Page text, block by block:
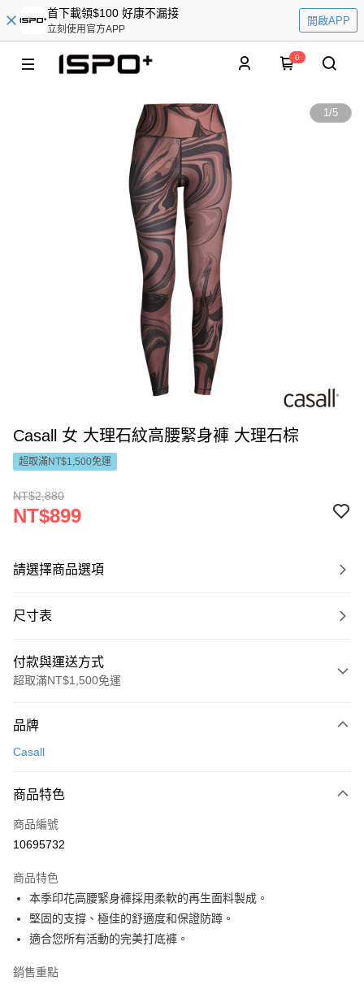
首下載領$100 好康不漏接
立刻使用官方APP
開啟APP
0
1/5
Casall 女 大理石紋高腰緊身褲 大理石棕
超取滿NT$1,500免運
NT$2,880
NT$899
請選擇商品選項
尺寸表
付款與運送方式
超取滿NT$1,500免運
信用卡一次付款
Apple Pay
悠遊付
7-11取貨(快速到店)
每筆NT$100，滿NT$1,500(含以上)免運費
宅配-本島
每筆NT$100，滿NT$1,500(含以上)免運費
品牌
Casall
商品特色
商品編號
10695732
商品特色
本季印花高腰緊身褲採用柔軟的再生面料製成。
堅固的支撐、極佳的舒適度和保證防蹲。
適合您所有活動的完美打底褲。
銷售重點